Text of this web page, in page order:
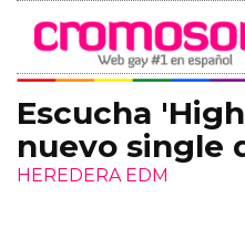
Escucha
nuevo single
HEREDERA EDM